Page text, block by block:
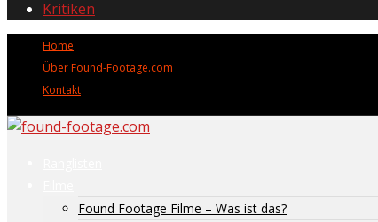
Kritiken
Home
Über Found-Footage.com
Kontakt
Found Footage Filme – Was ist das?